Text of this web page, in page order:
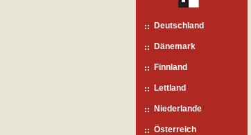
Deutschland
Dänemark
Finnland
Lettland
Niederlande
Österreich